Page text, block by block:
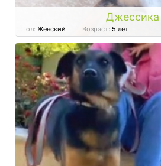
Джессика
Пол: Женский Возраст: 5 лет